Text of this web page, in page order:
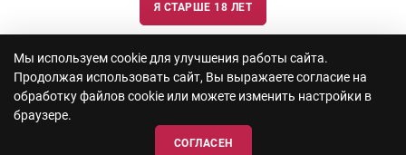
Информация о ценах и наличии товаров носит ознакомительный
характер и может быть не точной. Цены на импортные товары особенно
актуальности наличия товаров и цен вы так же можете уточнить по
телефону+7 (812) 715 06-66с 11-22 ежедневно.
ООО "Винум" ИНН 7814473915, Лицензия на торговлю алкоголем: №
серия 78АА №0012735, регистрационный номер 78РПА000752 от
12.10.2023 действует по 11.10.2028
Я СТАРШЕ 18 ЛЕТ
Мы используем cookie для улучшения работы сайта.
Продолжая использовать сайт, Вы выражаете согласие на
обработку файлов cookie или можете изменить настройки в
браузере.
СОГЛАСЕН